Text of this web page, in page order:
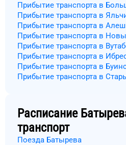
Прибытие транспорта в
Прибытие транспорта в
Прибытие транспорта в
Прибытие транспорта в
Прибытие транспорта в
Прибытие транспорта в
Прибытие транспорта в
Прибытие транспорта в
Расписание
транспорт
Поезда Батырева